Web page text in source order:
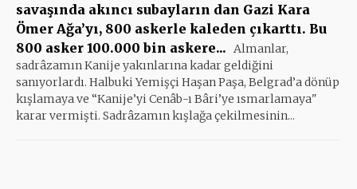
savaşında akıncı subayların dan Gazi Kara
Ömer Ağa’yı, 800 askerle kaleden çıkarttı. Bu
800 asker 100.000 bin askere... Almanlar,
sadrâzamın Kanije yakınlarına kadar geldiğini
sanıyorlardı. Halbuki Yemişçi Haşan Paşa, Belgrad’a dönüp
kışlamaya ve “Kanije’yi Cenâb-ı Bâri’ye ısmarlamaya"
karar vermişti. Sadrâzamın kışlağa çekilmesinin...